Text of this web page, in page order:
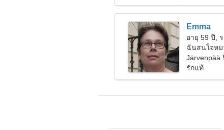
Emma
อายุ 59 ปี,
ฉันสนใจหม
รักแท้